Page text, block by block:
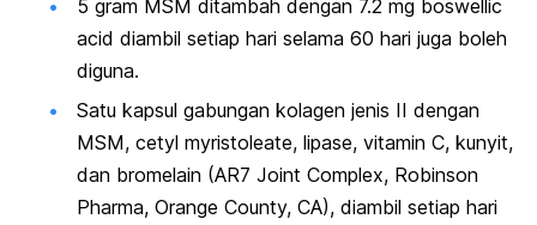
5 gram MSM ditambah dengan 7.2 mg boswellic
acid diambil setiap hari selama 60 hari juga boleh
diguna.
Satu kapsul gabungan kolagen jenis II dengan
MSM, cetyl myristoleate, lipase, vitamin C, kunyit,
dan bromelain (AR7 Joint Complex, Robinson
Pharma, Orange County, CA), diambil setiap hari